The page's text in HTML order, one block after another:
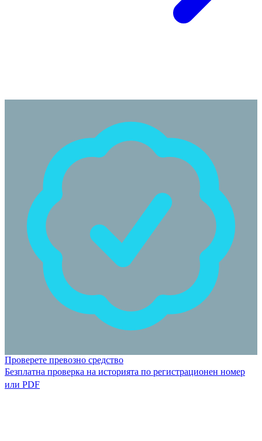
Проверете превозно средство
Безплатна проверка на историята по регистрационен номер
или PDF